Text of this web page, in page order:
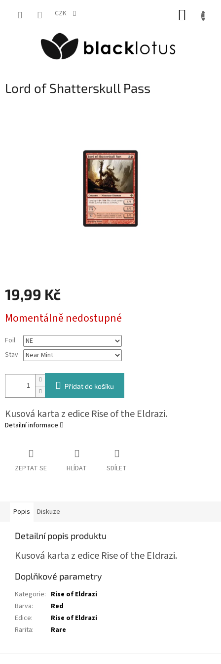
CZK
Lord of Shatterskull Pass
19,99 Kč
cena:
Momentálně nedostupné
Foil
Stav
Přidat do košíku
Kusová karta z edice Rise of the Eldrazi.
Detailní informace
ZEPTAT SE HLÍDAT SDÍLET
Popis Diskuze
Detailní popis produktu
Kusová karta z edice Rise of the Eldrazi.
Doplňkové parametry
Kategorie: Rise of Eldrazi
Barva:
Red
Edice:
Rise of Eldrazi
Rarita: Rare